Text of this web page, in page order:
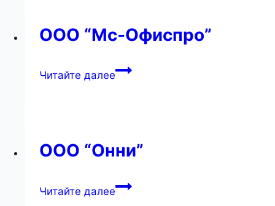
ООО “Мс-Офиспро”
Читайте далееООО
ООО “Онни”
Читайте далееООО